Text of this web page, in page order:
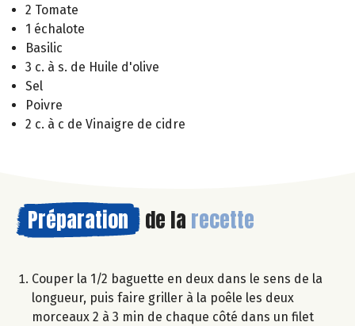
2 Tomate
1 échalote
Basilic
3 c. à s. de Huile d'olive
Sel
Poivre
2 c. à c de Vinaigre de cidre
Préparation de la recette
Couper la 1/2 baguette en deux dans le sens de la
longueur, puis faire griller à la poêle les deux
morceaux 2 à 3 min de chaque côté dans un filet